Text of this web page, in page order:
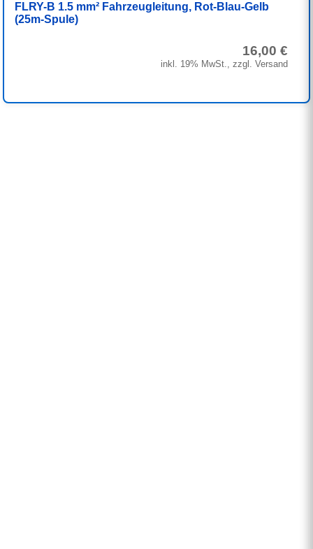
FLRY-B 1.5 mm² Fahrzeugleitung, Rot-Blau-Gelb
(25m-Spule)
16,00 €
inkl. 19% MwSt., zzgl. Versand